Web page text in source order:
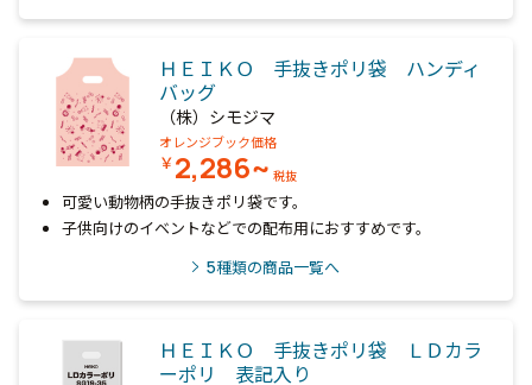
ＨＥＩＫＯ 手抜きポリ袋 ハンディ
バッグ
（株）シモジマ
オレンジブック価格
￥2,286~ 税抜
可愛い動物柄の手抜きポリ袋です。
子供向けのイベントなどでの配布用におすすめです。
5種類の商品一覧へ
ＨＥＩＫＯ 手抜きポリ袋 ＬＤカラ
ーポリ 表記入り